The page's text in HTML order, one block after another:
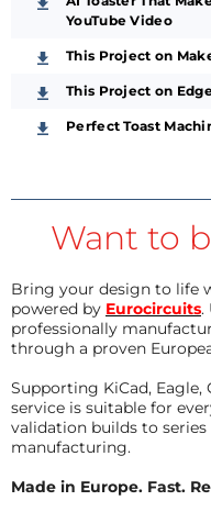
YouTube Video
This Project on
This Project on
Perfect Toast
Want to
Bring your design to life
powered by Eurocircuits.
professionally
through a proven
Supporting KiCad, Eagle,
service is suitable for
validation builds to
manufacturing.
Made in Europe. Fast.